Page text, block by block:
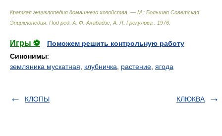
Краткая энциклопедия домашнего хозяйства. — М.: Большая Советская
Энциклопедия Под ред. А. Ф. Ахабадзе, А. Л. Грекулова 1976
Игры ⚽
Поможем решить контрольную работу
Синонимы:
земляника мускатная
клубничка растение ягода
КЛОПЫ КЛЮКВА